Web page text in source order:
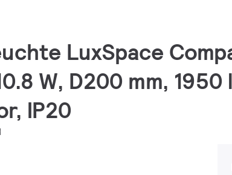
LuxSpace
W, D200 mm, 1950
IP20